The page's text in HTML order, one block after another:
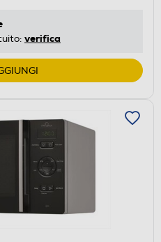
verifica